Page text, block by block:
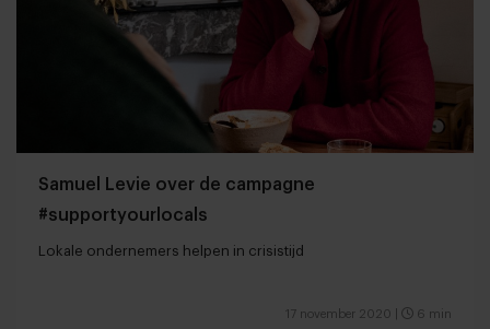
Samuel Levie over de campagne
#supportyourlocals
Lokale ondernemers helpen in crisistijd
17 november 2020 6 min